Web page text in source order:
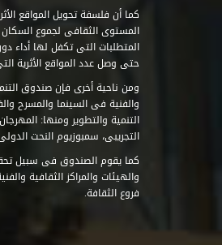
كما أن فلسفة تحويل المواقع
المستوى الثقافى لجموع
حتى وصل عدد المواقع الأثرية التى
ومن ناحية أخرى فإن صندوق
والفنية فى السينما والمسرح
التنمية والتطوير ومنها:
التجريبى، سمبوزيوم النحت
كما يقوم الصندوق فى سبيل
والهيئات والمراكز الثقافية
فروع الثقافة.